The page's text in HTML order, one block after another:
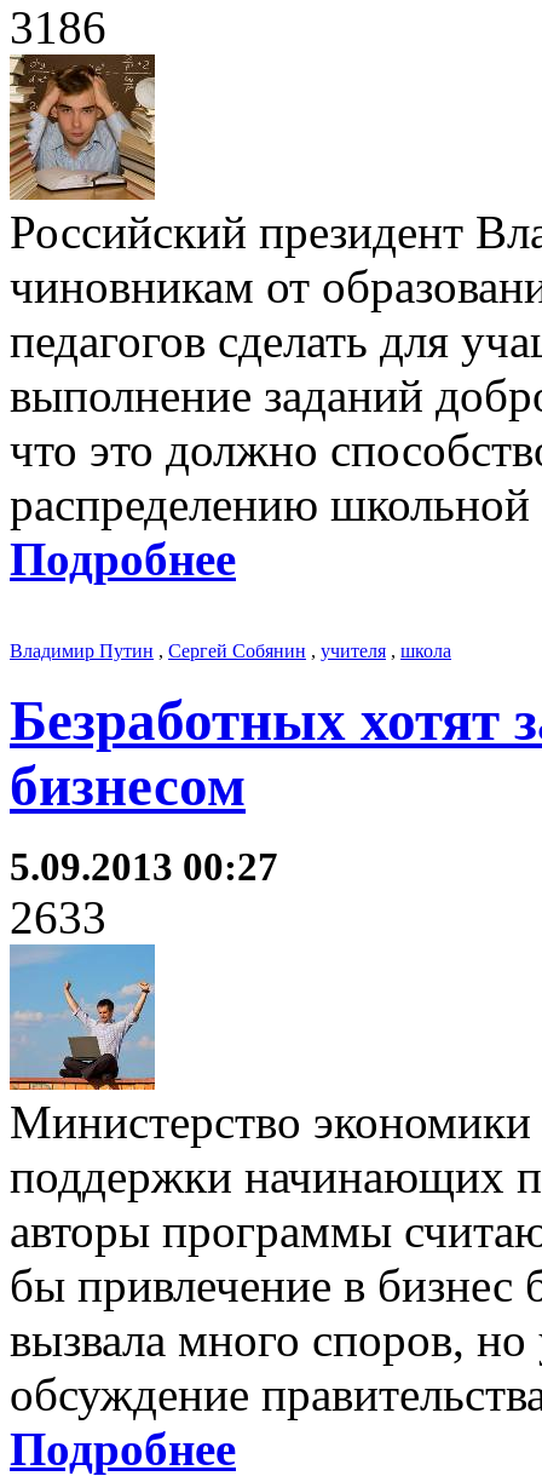
3186
Российский президент
чиновникам от
педагогов сделать для
выполнение заданий
что это должно
распределению школьной
Подробнее
Владимир Путин , Сергей Собянин , учителя , школа
Безработных хотят
бизнесом
5.09.2013 00:27
2633
Министерство
поддержки начинающих
авторы программы
бы привлечение в
вызвала много споров,
обсуждение
Подробнее